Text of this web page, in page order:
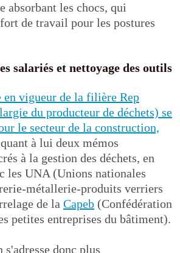
absorbant les chocs, qui
de travail pour les postures
salariés et nettoyage des outils
en vigueur de la filière Rep
du producteur de déchets) se
le secteur de la construction,
à lui deux mémos
à la gestion des déchets, en
les UNA (Unions nationales
métallerie-produits verriers
de la Capeb (Confédération
petites entreprises du bâtiment).
donc plus